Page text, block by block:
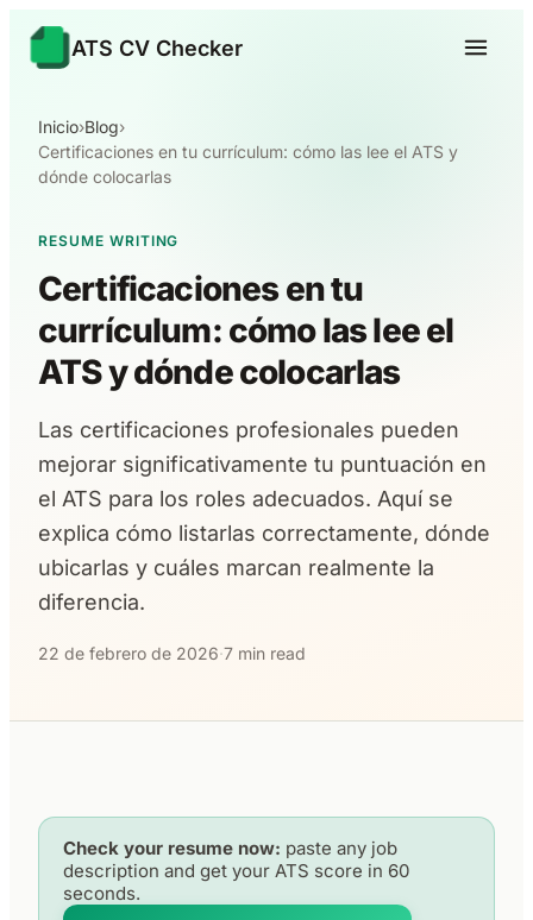
ATS CV Checker
Inicio›Blog›
Certificaciones en tu currículum: cómo las lee el ATS y
dónde colocarlas
RESUME WRITING
Certificaciones en tu
currículum: cómo las lee el
ATS y dónde colocarlas
Las certificaciones profesionales pueden
mejorar significativamente tu puntuación en
el ATS para los roles adecuados. Aquí se
explica cómo listarlas correctamente, dónde
ubicarlas y cuáles marcan realmente la
diferencia.
22 de febrero de 2026·7 min read
Check your resume now: paste any job
description and get your ATS score in 60
seconds.